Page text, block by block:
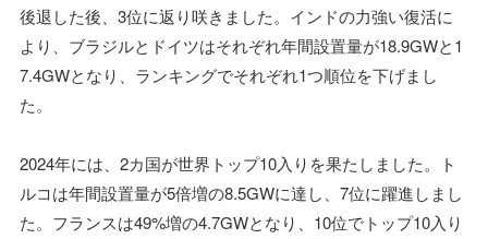
後退した後、3位に返り咲きました。インドの力強い復活に
より、ブラジルとドイツはそれぞれ年間設置量が18.9GWと1
7.4GWとなり、ランキングでそれぞれ1つ順位を下げまし
た。
2024年には、2カ国が世界トップ10入りを果たしました。ト
ルコは年間設置量が5倍増の8.5GWに達し、7位に躍進しまし
た。フランスは49%増の4.7GWとなり、10位でトップ10入り